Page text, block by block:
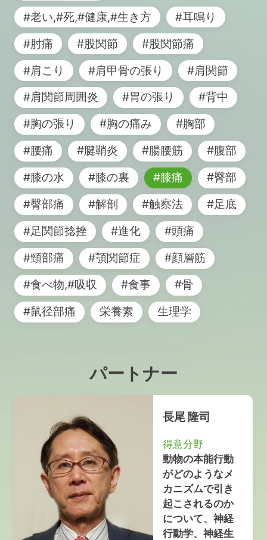
#老い,#死,#健康,#生き方
#耳鳴り
#肘痛
#股関節
#股関節痛
#肩こり
#肩甲骨の張り
#肩関節
#肩関節周囲炎
#胃の張り
#背中
#胸の張り
#胸の痛み
#胸部
#腰痛
#腱鞘炎 #腸腰筋
#腹部
#膝の水
#膝の裏 #膝痛
#臀部
#臀部痛
#解剖 #触察法
#足底
#足関節捻挫
#進化
#頭痛
#頸部痛
#顎関節症
#顔層筋
#食べ物,#吸収
#食事
#骨
#鼠径部痛
栄養素 生理学
パートナー
長尾 隆司
得意分野
動物の本能行動
がどのようなメ
カニズムで引き
起こされるのか
について、神経
行動学、神経生